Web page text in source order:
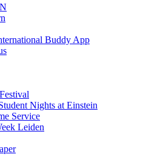
Buddy App
Nights at Einstein
Service
Leiden